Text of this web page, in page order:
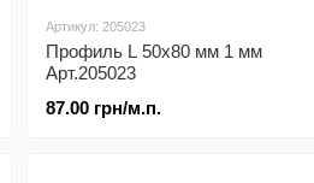
Артикул: 205023
Профиль L 50x80 мм 1 мм
Арт.205023
87.00 грн/м.п.